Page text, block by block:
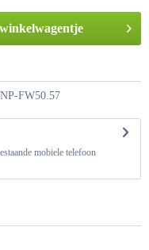
FW50.57
mobiele telefoon